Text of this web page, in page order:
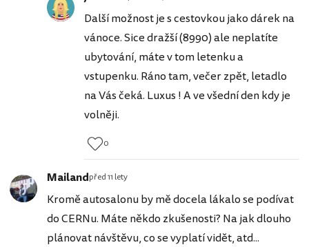
Další možnost je s cestovkou jako dárek na
vánoce. Sice dražší (8990) ale neplatíte
ubytování, máte v tom letenku a
vstupenku. Ráno tam, večer zpět, letadlo
na Vás čeká. Luxus ! A ve všední den kdy je
volněji.
0
Mailandpřed 11 lety
Kromě autosalonu by mě docela lákalo se podívat
do CERNu. Máte někdo zkušenosti? Na jak dlouho
plánovat návštěvu, co se vyplatí vidět, atd...